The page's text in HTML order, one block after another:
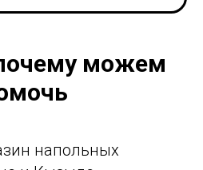
можем
напольных